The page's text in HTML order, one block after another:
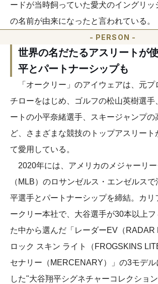
ードが当時飼っていた愛犬のイングリッ
の名前が由来になったと言われている。
- PERSON -
世界の名だたるアスリートが
平とパートナーシップも
「オークリー」のアイウェアは、元プ
チローをはじめ、ゴルフの松山英樹選手
ートの小平奈緒選手、スキージャンプの
ど、さまざまな競技のトップアスリート
て愛用している。
2020年には、アメリカのメジャーリ
（MLB）のロサンゼルス・エンゼルス
平選手とパートナーシップを締結。カリ
ークリー本社で、大谷選手が30本以上フ
た中から選んだ「レーダーEV（RADAR
ロック スキン ライト（FROGSKINS
セナリー（MERCENARY）」の3モデ
した"大谷翔平シグネチャーコレクショ